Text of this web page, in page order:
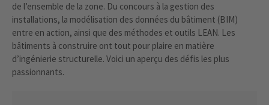
de l’ensemble de la zone. Du concours à la gestion des
installations, la modélisation des données du bâtiment (BIM)
entre en action, ainsi que des méthodes et outils LEAN. Les
bâtiments à construire ont tout pour plaire en matière
d’ingénierie structurelle. Voici un aperçu des défis les plus
passionnants.